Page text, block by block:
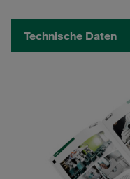
Technische Daten